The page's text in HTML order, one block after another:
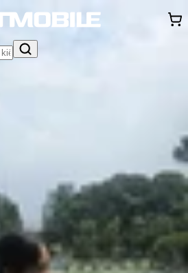
Neo 5 GT vs Redmi
nào đáng mua
8 - 9 triệu?